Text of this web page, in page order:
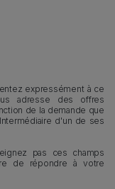
expressément à ce
adresse des offres
de la demande que
d'un de ses
pas ces champs
de répondre à votre